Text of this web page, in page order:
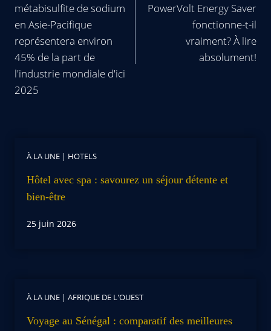
métabisulfite de sodium
en Asie-Pacifique
représentera environ
45% de la part de
l'industrie mondiale d'ici
2025
PowerVolt Energy Saver
fonctionne-t-il
vraiment? À lire
absolument!
À LA UNE | HOTELS
Hôtel avec spa : savourez un séjour détente et
bien-être
25 juin 2026
À LA UNE | AFRIQUE DE L'OUEST
Voyage au Sénégal : comparatif des meilleures